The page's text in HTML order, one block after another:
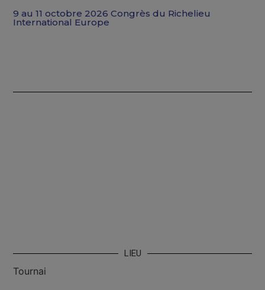
9 au 11 octobre 2026 Congrès du Richelieu
International Europe
LIEU
Tournai